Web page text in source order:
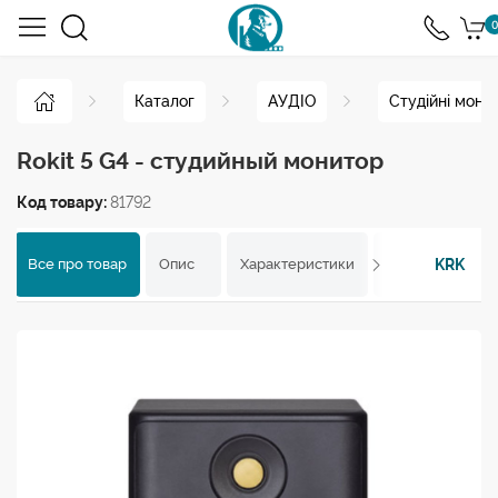
0
Каталог АУДІО Студійні
Rokit 5 G4 - студийный монитор
Код товару:81792
Все про товар Опис Характеристики ВідгукиKRK